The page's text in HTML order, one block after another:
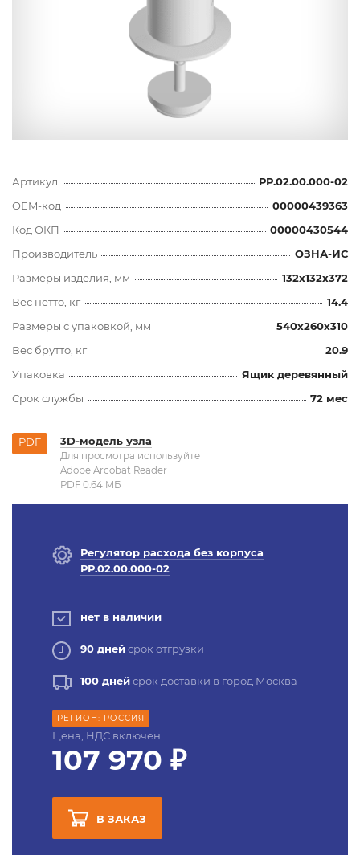
Артикул
РР.02.00.000-02
OEM-код
00000439363
Код ОКП
00000430544
Производитель
ОЗНА-ИС
Размеры изделия, мм
132x132x372
Вес нетто, кг
14.4
Размеры с упаковкой, мм
540x260x310
Вес брутто, кг
20.9
Упаковка
Ящик деревянный
Срок службы
72 мес
PDF 3D-модель узла
Для просмотра используйте
Adobe Arcobat Reader
PDF 0.64 MБ
Регулятор расхода без корпуса
РР.02.00.000-02
нет в наличии
90 днейсрок отгрузки
100 днейсрок доставки в город Москва
РЕГИОН: РОССИЯ
Цена, НДС включен
107 970 ₽
В ЗАКАЗ